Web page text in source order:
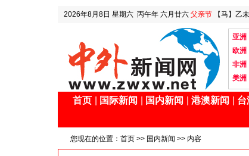
2026年8月8日 星期六 丙午年 六月廿六 父亲节 【马】乙
亚洲
欧洲
非洲
美洲
首页 国际新闻 国内新闻 港澳新闻 台
您现在的位置： 首页 >> 国内新闻 >> 内容